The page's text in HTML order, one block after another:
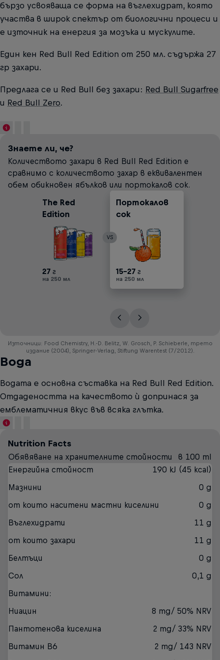
бързо усвояваща се форма на въглехидрат, която
участва в широк спектър от биологични процеси и
е източник на енергия за мозъка и мускулите.
Един кен Red Bull Red Edition от 250 мл. съдържа 27
гр захари.
Предлага се и Red Bull без захари: Red Bull Sugarfree
и Red Bull Zero.
Знаете ли, че?
Количеството захари в Red Bull Red Edition е
сравнимо с количеството захар в еквивалентен
обем обикновен ябълков или портокалов сок.
The Red
Edition
27 г
на 250 мл
30-45г
на 250 мл
Портокалов
сок
15-27 г
на 250 мл
Безалкохолни
напитки
25-30г
на 250 мл
Ябълков сок
17-25 г
на 250 мл
30-45г
на 250 мл
VS
Източници: Food Chemistry, H.-D. Belitz, W. Grosch, P. Schieberle, трето
издание (2004), Springer-Verlag, Stiftung Warentest (7/2012).
Вода
Водата е основна съставка на Red Bull Red Edition.
Отдадеността на качеството ѝ допринася за
емблематичния вкус във всяка глътка.
Nutrition Facts
Обявяване на хранителните стойности
в 100 ml
Енергийна стойност
190 kJ (45 kcal)
Мазнини
0 g
от които наситени мастни киселини
0 g
Въглехидрати
11 g
от които захари
11 g
Белтъци
0 g
Сол
0,1 g
Витамини:
Ниацин
8 mg/ 50% NRV
Пантотенова киселина
2 mg/ 33% NRV
Витамин В6
2 mg/ 143 NRV